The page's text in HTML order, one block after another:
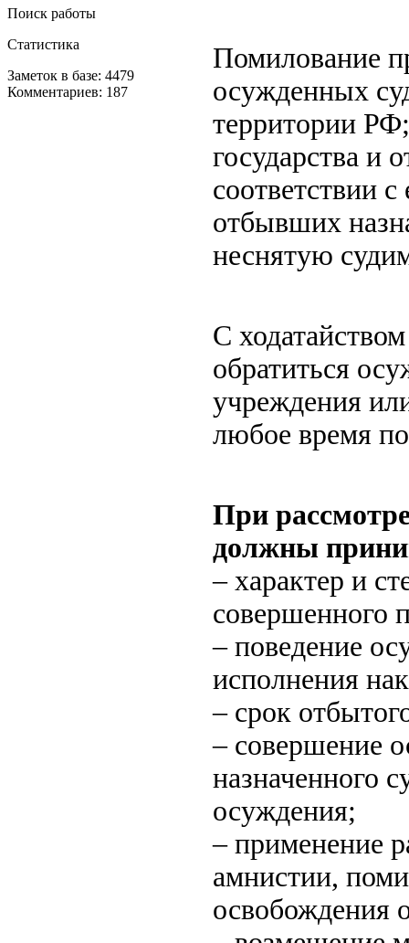
Поиск работы
Статистика
Заметок в базе: 4479
Комментариев: 187
Помилование
осужденных
территории
государства и
соответствии
отбывших
неснятую
С
обратиться
учреждения
любое время
При
должны
– характер и
совершенного
– поведение
исполнения
– срок
– совершение
назначенного
осуждения;
– применение
амнистии,
освобождения